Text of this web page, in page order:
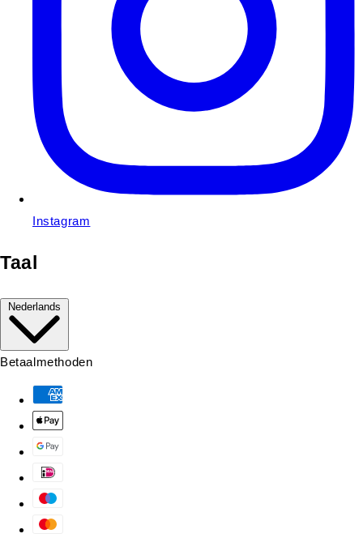
Instagram
Taal
Nederlands
Betaalmethoden